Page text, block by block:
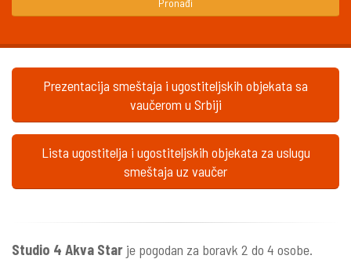
Pronađi
Prezentacija smeštaja i ugostiteljskih objekata sa
vaučerom u Srbiji
Lista ugostitelja i ugostiteljskih objekata za uslugu
smeštaja uz vaučer
Studio 4 Akva Star je pogodan za boravk 2 do 4 osobe.